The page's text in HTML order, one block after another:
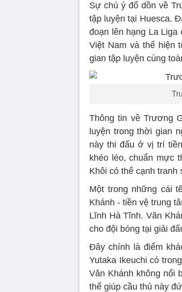
Sự chú ý đổ dồn về
tập luyện tại Huesca.
đoạn lên hạng La
Việt Nam và thể hiện
gian tập luyện cùng
Thông tin về Trương
luyện trong thời gian
này thi đấu ở vị trí
khéo léo, chuẩn mực
Khôi có thể cạnh tranh
Một trong những cái
Khánh - tiền vệ trung
Lĩnh Hà Tĩnh. Văn
cho đội bóng tại giải
Đây chính là điểm
Yutaka Ikeuchi có
Văn Khánh không nổi
thể giúp cầu thủ này